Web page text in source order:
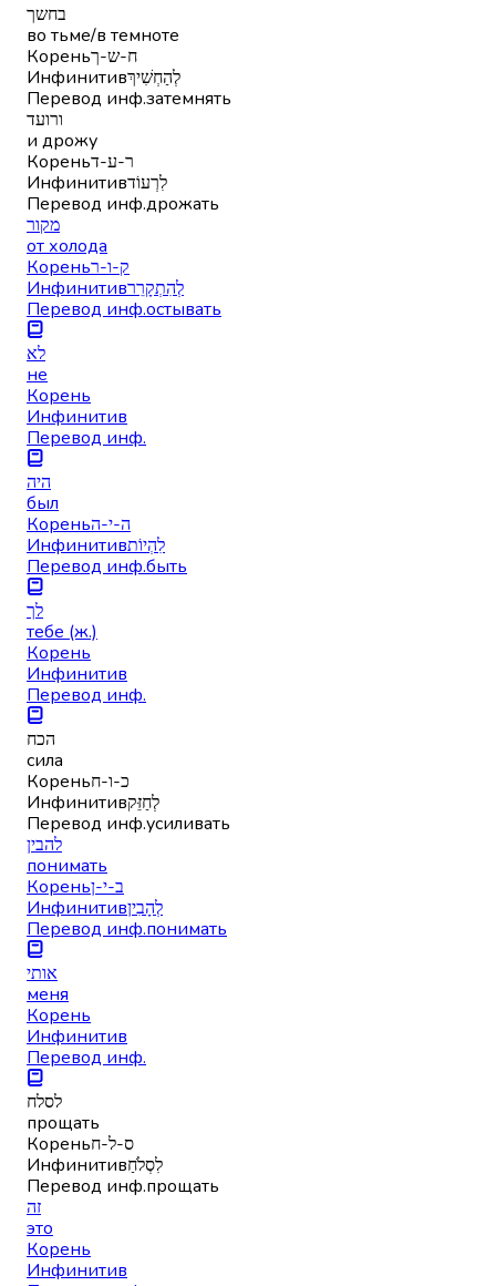
בחשך
во тьме/в темноте
Кореньח-ש-ך
Инфинитивלְהַחְשִׁיךְ
Перевод инф.затемнять
ורועד
и дрожу
Кореньר-ע-ד
Инфинитивלִרְעוֹד
Перевод инф.дрожать
מקור
от холода
Кореньק-ו-ר
Инфинитивלְהִתְקָרֵר
Перевод инф.остывать
לא
не
Корень
Инфинитив
Перевод инф.
היה
был
Кореньה-י-ה
Инфинитивלִהְיוֹת
Перевод инф.быть
לך
тебе (ж.)
Корень
Инфинитив
Перевод инф.
הכח
сила
Кореньכ-ו-ח
Инфинитивלְחַזֵּק
Перевод инф.усиливать
להבין
понимать
Кореньב-י-ן
Инфинитивלְהָבִין
Перевод инф.понимать
אותי
меня
Корень
Инфинитив
Перевод инф.
לסלח
прощать
Кореньס-ל-ח
Инфинитивלִסְלֹחַ
Перевод инф.прощать
זה
это
Корень
Инфинитив